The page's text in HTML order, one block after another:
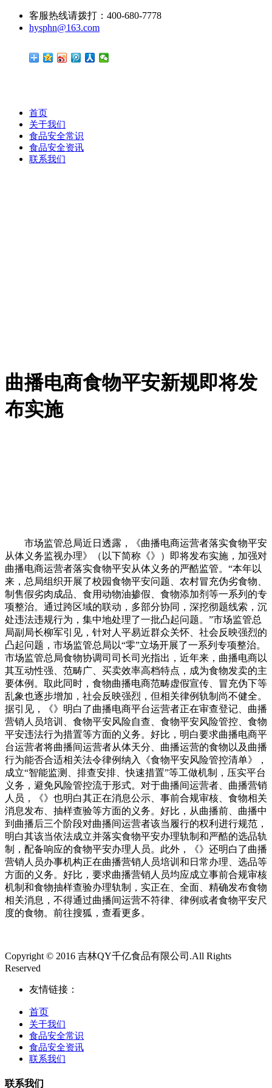
客服热线请拨打：400-680-7778
hysphn@163.com
首页
关于我们
食品安全常识
食品安全资讯
联系我们
曲播电商食物平安新规即将发
布实施
市场监管总局近日透露，《曲播电商运营者落实食物平安
从体义务监视办理》（以下简称《》）即将发布实施，加强对
曲播电商运营者落实食物平安从体义务的严酷监管。“本年以
来，总局组织开展了校园食物平安问题、农村冒充伪劣食物、
制售假劣肉成品、食用动物油掺假、食物添加剂等一系列的专
项整治。通过跨区域的联动，多部分协同，深挖彻题线索，沉
处违法违规行为，集中地处理了一批凸起问题。”市场监管总
局副局长柳军引见，针对人平易近群众关怀、社会反映强烈的
凸起问题，市场监管总局以“零”立场开展了一系列专项整治。
市场监管总局食物协调司司长司光指出，近年来，曲播电商以
其互动性强、范畴广、买卖效率高档特点，成为食物发卖的主
要体例。取此同时，食物曲播电商范畴虚假宣传、冒充伪下等
乱象也逐步增加，社会反映强烈，但相关律例轨制尚不健全。
据引见，《》明白了曲播电商平台运营者正在审查登记、曲播
营销人员培训、食物平安风险自查、食物平安风险管控、食物
平安违法行为措置等方面的义务。好比，明白要求曲播电商平
台运营者将曲播间运营者从体天分、曲播运营的食物以及曲播
行为能否合适相关法令律例纳入《食物平安风险管控清单》，
成立“智能监测、排查安排、快速措置”等工做机制，压实平台
义务，避免风险管控流于形式。对于曲播间运营者、曲播营销
人员，《》也明白其正在消息公示、事前合规审核、食物相关
消息发布、抽样查验等方面的义务。好比，从曲播前、曲播中
到曲播后三个阶段对曲播间运营者该当履行的权利进行规范，
明白其该当依法成立并落实食物平安办理轨制和严酷的选品轨
制，配备响应的食物平安办理人员。此外，《》还明白了曲播
营销人员办事机构正在曲播营销人员培训和日常办理、选品等
方面的义务。好比，要求曲播营销人员均应成立事前合规审核
机制和食物抽样查验办理轨制，实正在、全面、精确发布食物
相关消息，不得通过曲播间运营不符律、律例或者食物平安尺
度的食物。前往搜狐，查看更多。
Copyright © 2016 吉林QY千亿食品有限公司.All Rights
Reserved
友情链接：
首页
关于我们
食品安全常识
食品安全资讯
联系我们
联系我们